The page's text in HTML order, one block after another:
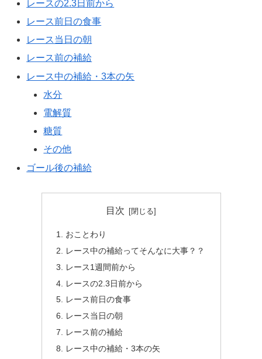
レースの2.3日前から
レース前日の食事
レース当日の朝
レース前の補給
レース中の補給・3本の矢
水分
電解質
糖質
その他
ゴール後の補給
目次
おことわり
レース中の補給ってそんなに大事？？
レース1週間前から
レースの2.3日前から
レース前日の食事
レース当日の朝
レース前の補給
レース中の補給・3本の矢